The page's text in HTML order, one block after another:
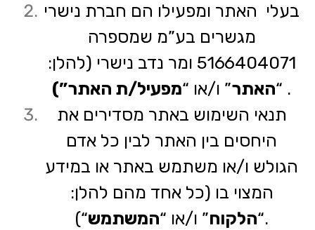
בעלי האתר ומפעילו הם חברת נישרי
מגשרים בע”מ שמספרה
5166404071 ומר נדב נישרי (להלן:
“האתר” ו/או “מפעיל/ת האתר”)
.
תנאי השימוש באתר מסדירים את
היחסים בין האתר לבין כל אדם
הגולש ו/או משתמש באתר או במידע
המצוי בו (כל אחד מהם להלן:
“הלקוח” ו/או “המשתמש
“).